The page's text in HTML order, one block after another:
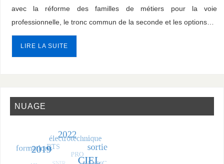
avec la réforme des familles de métiers pour la voie
professionnelle, le tronc commun de la seconde et les options…
LIRE LA SUITE
NUAGE